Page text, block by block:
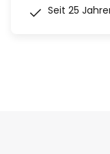
Seit 25